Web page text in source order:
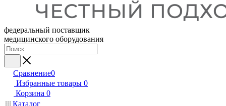
федеральный поставщик
медицинского оборудования
Сравнение0
Избранные товары 0
Корзина 0
Каталог